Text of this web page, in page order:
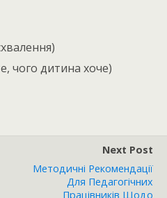
чого дитина хоче)
Next Post
Методичні Рекомендації
Для Педагогічних
Працівників Щодо